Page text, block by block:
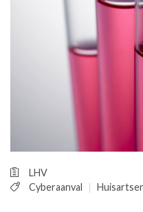
NHG
OPINIE
MEDISCHE
LHV
Cyberaanval